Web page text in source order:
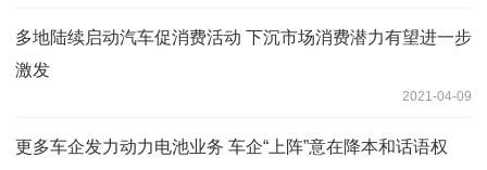
多地陆续启动汽车促消费活动 下沉市场消费潜力有望进一步
激发
2021-04-09
更多车企发力动力电池业务 车企“上阵”意在降本和话语权